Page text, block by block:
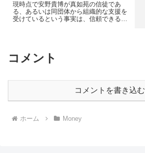
現時点で安野貴博が真如苑の信徒であ
る、あるいは同団体から組織的な支援を
受けているという事実は、信頼できるソ
コメント
コメントを書き込む
ホーム Money